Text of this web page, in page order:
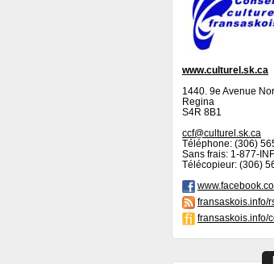
www.culturel.sk.ca
1440. 9e Avenue
Regina
S4R 8B1
ccf@culturel.sk.ca
Téléphone: (306)
Sans frais: 1-877-
Télécopieur: (306)
fransaskois.info/
fransaskois.info/